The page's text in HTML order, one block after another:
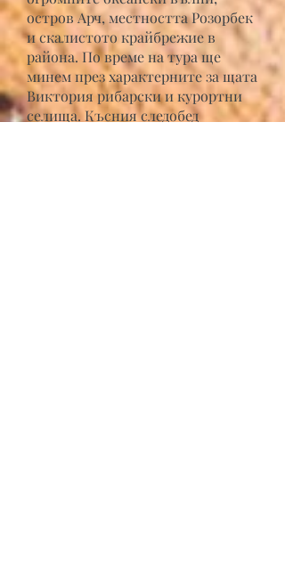
остров Арч, местността Розорбек
и скалистото крайбрежие в
района. По време на тура ще
минем през характерните за щата
Виктория рибарски и курортни
селища. Късния следобед